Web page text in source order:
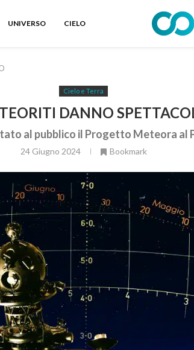
UNIVERSO CIELO
Cielo e Terra
DANNO
al pubblico il Progetto Meteora al
24 Giugno 2024 Bookmark